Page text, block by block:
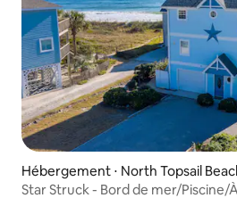
Hébergement ⋅ North Topsail
Star Struck - Bord de mer/Piscine/